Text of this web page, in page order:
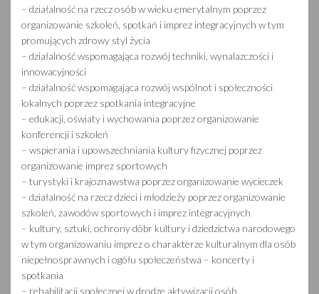
– działalność na rzecz osób w wieku emerytalnym poprzez
organizowanie szkoleń, spotkań i imprez integracyjnych w tym
promujących zdrowy styl życia
– działalność wspomagająca rozwój techniki, wynalazczości i
innowacyjności
– działalność wspomagająca rozwój wspólnot i społeczności
lokalnych poprzez spotkania integracyjne
– edukacji, oświaty i wychowania poprzez organizowanie
konferencji i szkoleń
– wspierania i upowszechniania kultury fizycznej poprzez
organizowanie imprez sportowych
– turystyki i krajoznawstwa poprzez organizowanie wycieczek
– działalność na rzecz dzieci i młodzieży poprzez organizowanie
szkoleń, zawodów sportowych i imprez integracyjnych
– kultury, sztuki, ochrony dóbr kultury i dziedzictwa narodowego
w tym organizowaniu imprez o charakterze kulturalnym dla osób
niepełnosprawnych i ogółu społeczeństwa – koncerty i
spotkania
– rehabilitacji społecznej w drodze aktywizacji osób